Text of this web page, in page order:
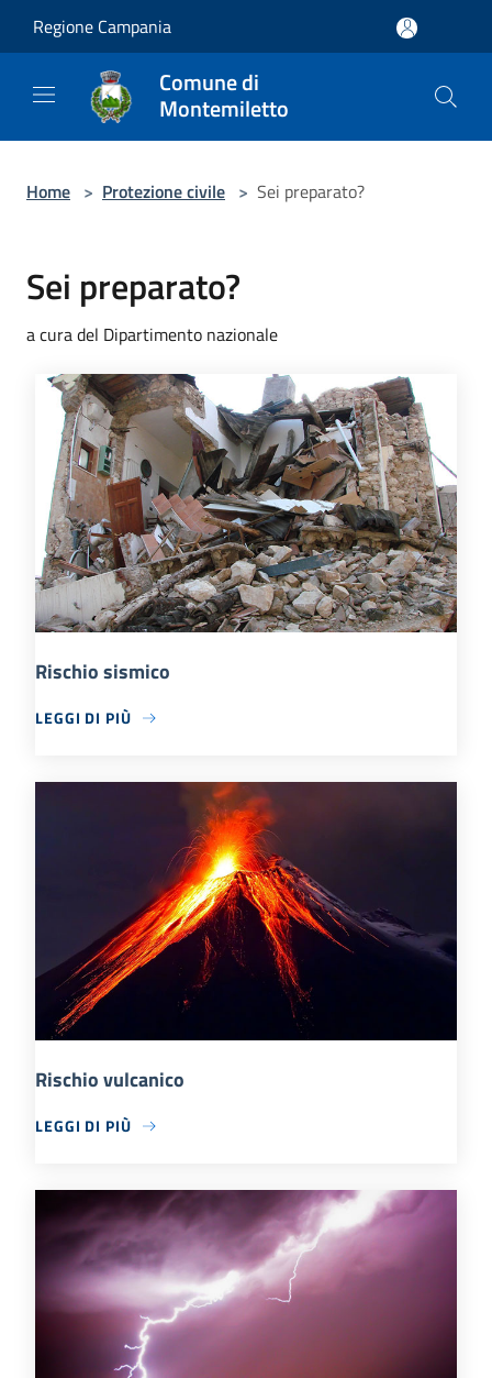
Regione Campania
Comune di
Montemiletto
Home > Protezione civile > Sei preparato?
Sei preparato?
a cura del Dipartimento nazionale
Rischio sismico
LEGGI DI PIÙ
Rischio vulcanico
LEGGI DI PIÙ